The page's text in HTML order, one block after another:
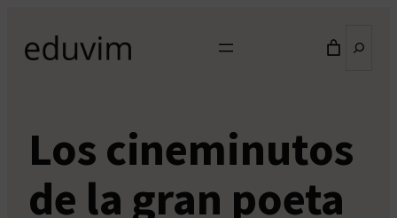
contenido
Los cineminutos
de la gran poeta